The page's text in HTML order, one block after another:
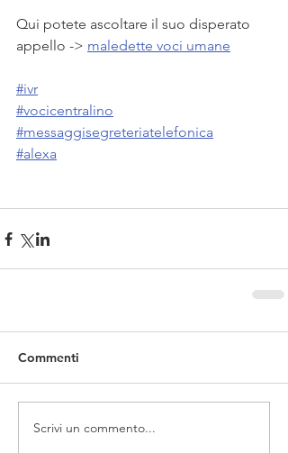
Qui potete ascoltare il suo disperato
appello -> maledette voci umane
#ivr
#vocicentralino
#messaggisegreteriatelefonica
#alexa
Commenti
Scrivi un commento...